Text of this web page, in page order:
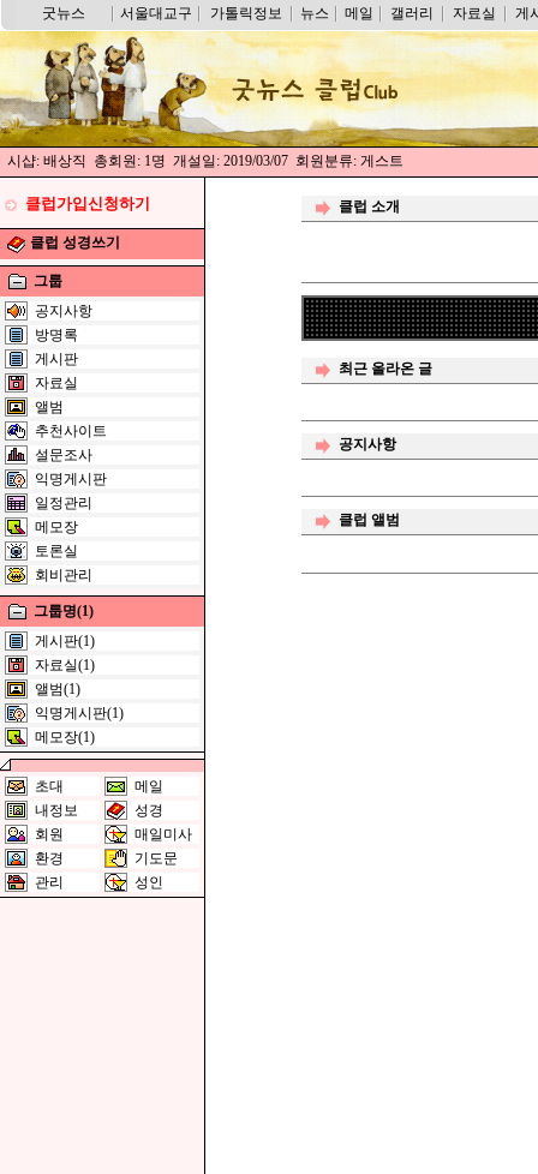
굿뉴스 서울대교구 가톨릭정보 뉴스 메일 갤러리 자료실 게
시샵: 배상직 총회원: 1명 개설일: 2019/03/07 회원분류: 게스트
클럽가입신청하기
클럽 성경쓰기
그룹
공지사항
방명록
게시판
자료실
앨범
추천사이트
설문조사
익명게시판
일정관리
메모장
토론실
회비관리
그룹명(1)
게시판(1)
자료실(1)
앨범(1)
익명게시판(1)
메모장(1)
초대
메일
내정보
성경
회원
매일미사
환경
기도문
관리
성인
클럽 소개
최근 올라온 글
공지사항
클럽 앨범